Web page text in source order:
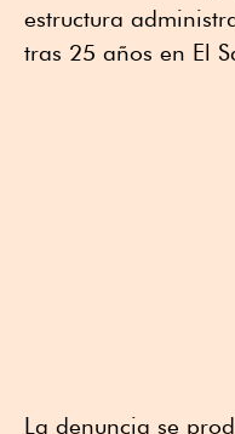
estructura
tras 25 años en El
La denuncia se